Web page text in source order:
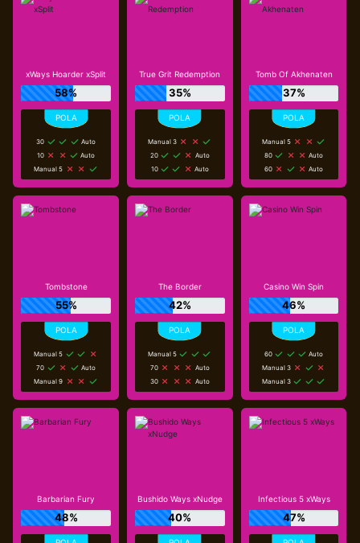
xWays Hoarder xSplit
58%
30
Auto
10
Auto
Manual 5
True Grit Redemption
35%
Manual 3
20
Auto
10
Auto
Tomb Of Akhenaten
37%
Manual 5
80
Auto
60
Auto
Tombstone
55%
Manual 5
70
Auto
Manual 9
The Border
42%
Manual 5
70
Auto
30
Auto
Casino Win Spin
46%
60
Auto
Manual 3
Manual 3
Barbarian Fury
48%
Bushido Ways xNudge
40%
Infectious 5 xWays
47%